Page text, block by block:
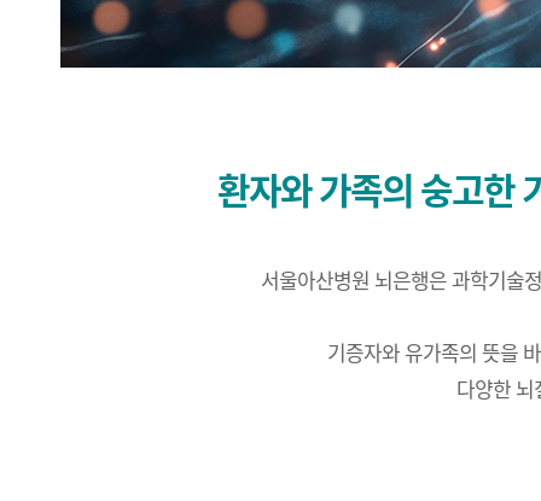
임상연구보호센터
항암유효성평가지원센
환자와 가족의 숭고한
서울아산병원 뇌은행은 과학기술
기증자와 유가족의 뜻을
다양한